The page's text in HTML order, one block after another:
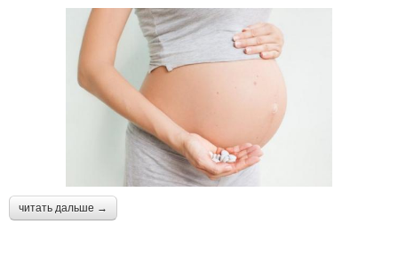
читать дальше →